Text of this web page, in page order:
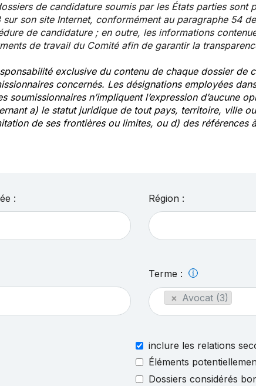
de candidature soumis par les États parties sont
sur son site Internet, conformément au paragraphe 54
de candidature ; en outre, les informations
de travail du Comité afin de garantir la
exclusive du contenu de chaque dossier de
concernés. Les désignations employées
soumissionnaires n’impliquent l’expression d’aucune
a) le statut juridique de tout pays, territoire, ville
de ses frontières ou limites, ou d) des références
: Région :
Terme :
× Avocat (3)
inclure les relations
Éléments
Dossiers considérés